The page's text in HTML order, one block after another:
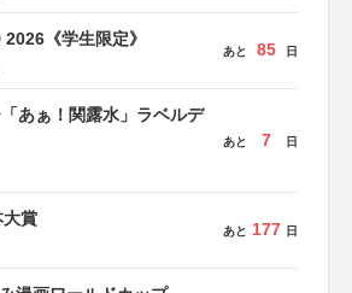
《学生限定》
あと 85 日
あぁ！関露水」ラベルデ
あと 7 日
大賞
あと 177 日